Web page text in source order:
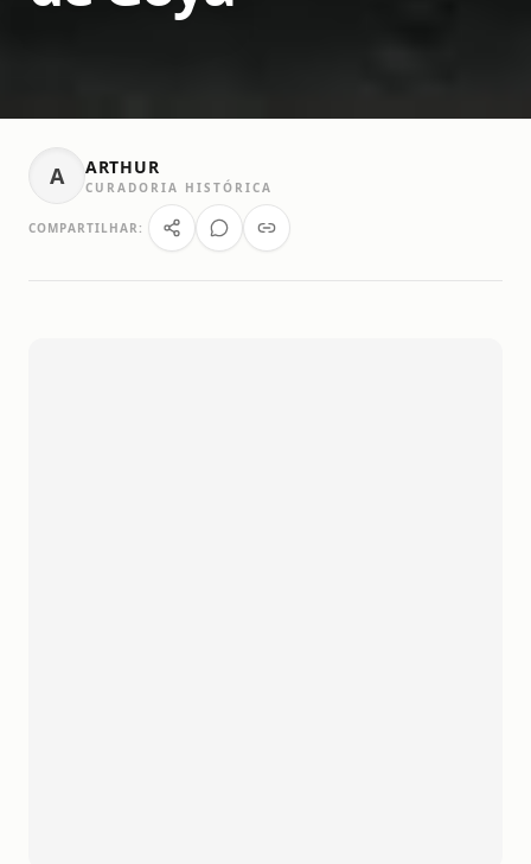
A ARTHUR
CURADORIA HISTÓRICA
COMPARTILHAR: